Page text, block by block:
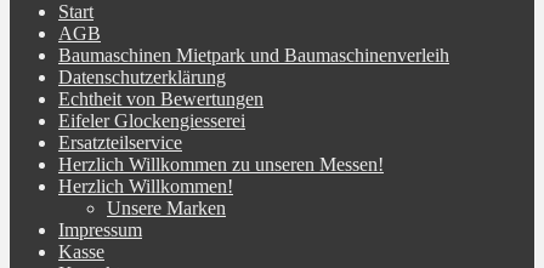
Start
AGB
Baumaschinen Mietpark und Baumaschinenverleih
Datenschutzerklärung
Echtheit von Bewertungen
Eifeler Glockengiesserei
Ersatzteilservice
Herzlich Willkommen zu unseren Messen!
Herzlich Willkommen!
Unsere Marken
Impressum
Kasse